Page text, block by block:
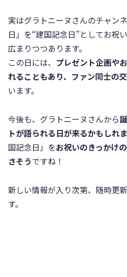
実はグラトニーヌさんのチャン
日」を“建国記念日”としてお祝
広まりつつあります。
この日には、 プレゼント企画や
れることもあり、ファン同士の
います。
今後も、グラトニーヌさんから
トが語られる日が来るかもしれ
国記念日」をお祝いのきっかけ
さそうですね！
新しい情報が入り次第、随時更
す。